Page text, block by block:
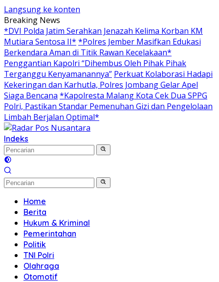
Langsung ke konten
Breaking News
*DVI Polda Jatim Serahkan Jenazah Kelima Korban KM
Mutiara Sentosa II* *Polres Jember Masifkan Edukasi
Berkendara Aman di Titik Rawan Kecelakaan*
Penggantian Kapolri “Dihembus Oleh Pihak Pihak
Terganggu Kenyamanannya” Perkuat Kolaborasi Hadapi
Kekeringan dan Karhutla, Polres Jombang Gelar Apel
Siaga Bencana *Kapolresta Malang Kota Cek Dua SPPG
Polri, Pastikan Standar Pemenuhan Gizi dan Pengelolaan
Limbah Berjalan Optimal*
Indeks
Home
Berita
Hukum & Kriminal
Pemerintahan
Politik
TNI Polri
Olahraga
Otomotif